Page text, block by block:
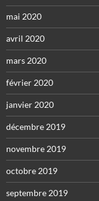
mai 2020
avril 2020
mars 2020
février 2020
janvier 2020
décembre 2019
novembre 2019
octobre 2019
septembre 2019